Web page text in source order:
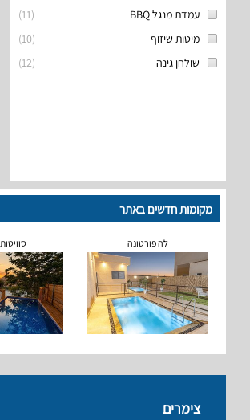
(
11
)
עמדת מנגל BBQ
(
10
)
מיטות שיזוף
(
12
) שולחן גינה
מקומות חדשים באתר
לה פורטונה
צימרים